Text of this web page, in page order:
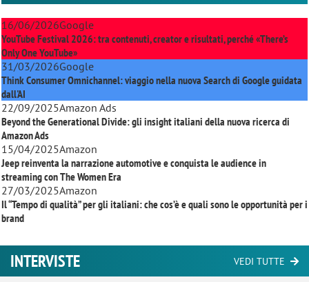
16/06/2026Google
YouTube Festival 2026: tra contenuti, creator e risultati, perché «There’s
Only One YouTube»
31/03/2026Google
Think Consumer Omnichannel: viaggio nella nuova Search di Google guidata
dall'AI
22/09/2025Amazon Ads
Beyond the Generational Divide: gli insight italiani della nuova ricerca di
Amazon Ads
15/04/2025Amazon
Jeep reinventa la narrazione automotive e conquista le audience in
streaming conThe Women Era
27/03/2025Amazon
Il “Tempo di qualità” per gli italiani: che cos’è e quali sono le opportunità per i
brand
INTERVISTE VEDI TUTTE